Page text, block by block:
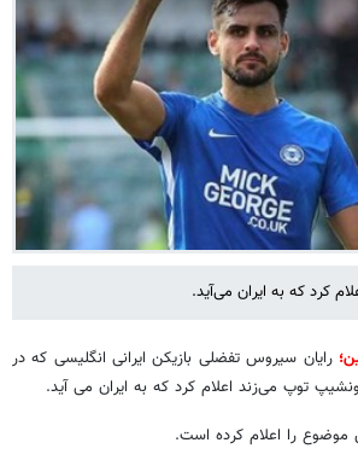
کرد که به ایران می‌آید.
؛ رایان سیروس تفضلی بازیکن ایرانی انگلیسی که در
توپ می‌زند اعلام کرد که به ایران می آید.
موضوع را اعلام کرده است.